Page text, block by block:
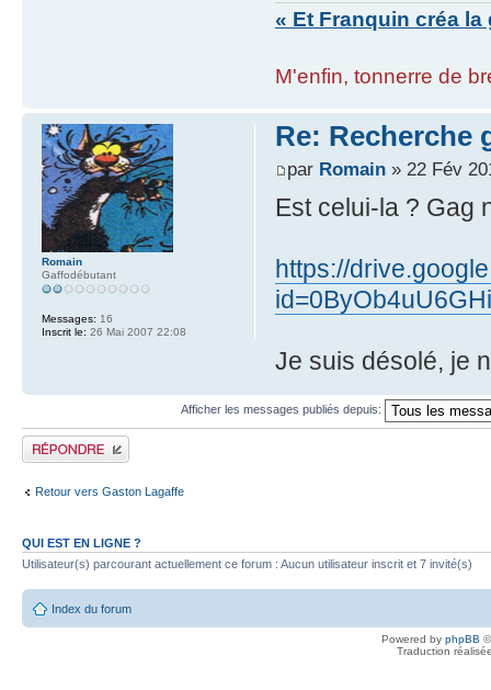
« Et Franquin créa la
M'enfin, tonnerre de
Re: Recherche
par Romain» 22 Fév
Est celui-la ? Gag
https://
Je suis désolé, je
Romain
Gaffodébutant
Messages: 16
Inscrit le: 26 Mai 2007 22:08
Afficher les messages publiés depuis:
Publier une réponse
Retour vers Gaston Lagaffe
QUI EST EN LIGNE ?
Utilisateur(s) parcourant actuellement ce forum : Aucun utilisateur inscrit et 7 invité(s)
Index du forum
Powered by phpBB
Traduction